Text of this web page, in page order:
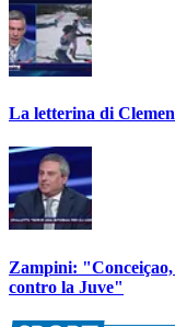
La letterina di
Zampini:
contro la Juve"